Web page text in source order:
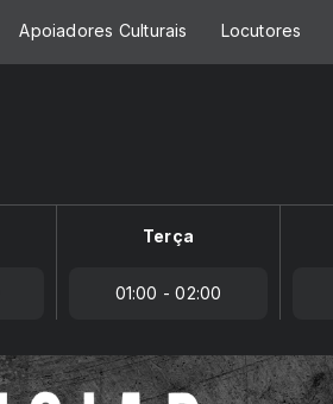
Apoiadores Culturais Locutores
Terça
01:00 - 02:00